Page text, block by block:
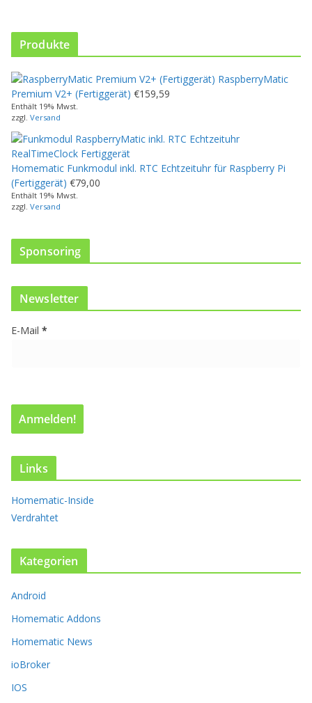
t
w
e
i
s
m
e
h
r
e
V
i
t
f
D
O
t
i
n
k
n
n
n
a
Produkte
RaspberryMatic
Premium V2+ (Fertiggerät) €159,59
Enthält 19% Mwst.
zzgl. Versand
Homematic Funkmodul inkl. RTC Echtzeituhr für Raspberry Pi
(Fertiggerät) €79,00
Enthält 19% Mwst.
zzgl. Versand
Sponsoring
Newsletter
E-Mail *
Links
Homematic-Inside
Verdrahtet
Kategorien
Android
Homematic Addons
Homematic News
ioBroker
IOS